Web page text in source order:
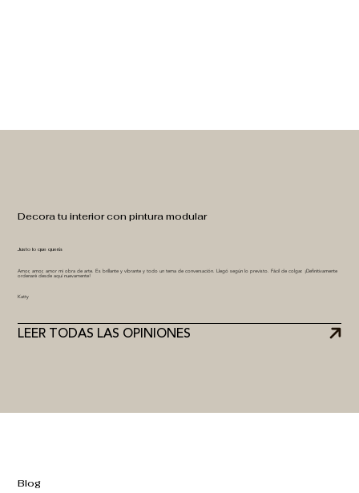
LEER TODAS LAS OPINIONES
Katty
Amor, amor, amor mi obra de arte. Es brillante y vibrante y todo un tema de conversación. Llegó según lo previsto. Fácil de colgar. ¡Definitivamente
ordenaré desde aquí nuevamente!
Justo lo que quería
Decora tu interior con pintura modular
Blog